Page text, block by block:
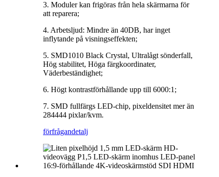
3. Moduler kan frigöras från hela skärmarna för
att reparera;
4. Arbetsljud: Mindre än 40DB, har inget
inflytande på visningseffekten;
5. SMD1010 Black Crystal, Ultralågt sönderfall,
Hög stabilitet, Höga färgkoordinater,
Väderbeständighet;
6. Högt kontrastförhållande upp till 6000:1;
7. SMD fullfärgs LED-chip, pixeldensitet mer än
284444 pixlar/kvm.
förfrågandetalj